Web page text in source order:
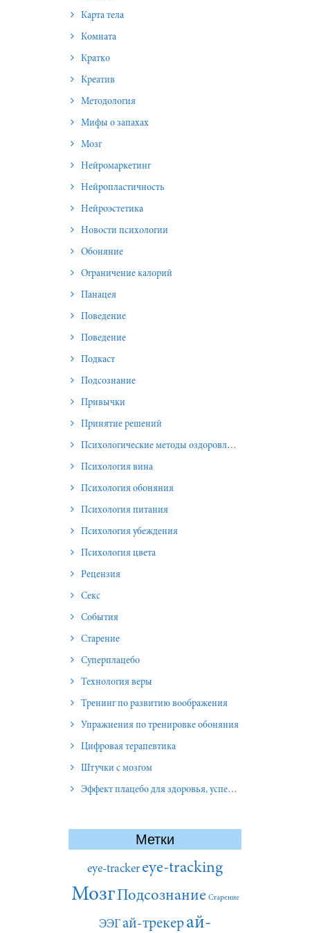
Карта тела
Комната
Кратко
Креатив
Методология
Мифы о запахах
Мозг
Нейромаркетинг
Нейропластичность
Нейроэстетика
Новости психологии
Обоняние
Ограничение калорий
Панацея
Поведение
Поведение
Подкаст
Подсознание
Привычки
Принятие решений
Психологические методы оздоровления и омоложения
Психология вина
Психология обоняния
Психология питания
Психология убеждения
Психология цвета
Рецензия
Секс
События
Старение
Суперплацебо
Технология веры
Тренинг по развитию воображения
Упражнения по тренировке обоняния
Цифровая терапевтика
Штучки с мозгом
Эффект плацебо для здоровья, успеха и отношений
Метки
eye-tracker eye-tracking
МозгПодсознание Старение
ЭЭГай-трекерай-